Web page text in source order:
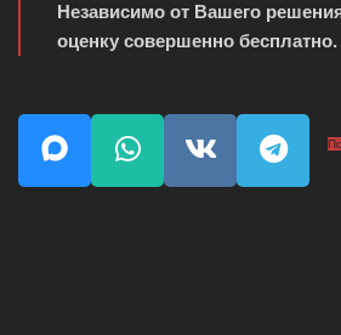
Независимо от Вашего
оценку совершенно бесплатно.